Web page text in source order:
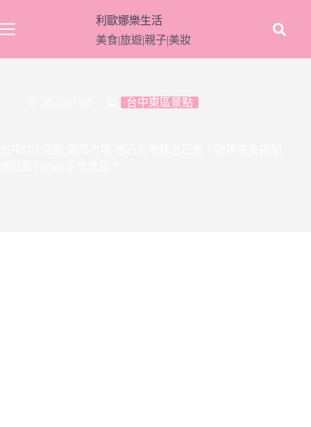
至
要
利歐娜樂生活
美食|旅遊|親子|美妝
台中東區景點